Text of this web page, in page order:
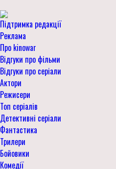
Підтримка редакції
Реклама
Про kinowar
Відгуки про фільми
Відгуки про серіали
Актори
Режисери
Топ серіалів
Детективні серіали
Фантастика
Трилери
Бойовики
Комедії